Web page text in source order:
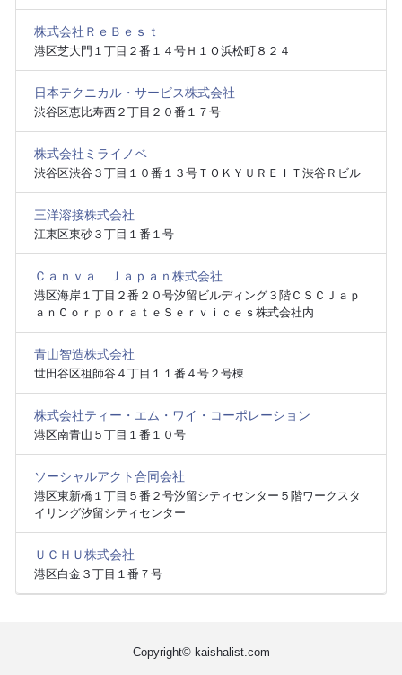
株式会社ＲｅＢｅｓｔ
港区芝大門１丁目２番１４号Ｈ１Ｏ浜松町８２４
日本テクニカル・サービス株式会社
渋谷区恵比寿西２丁目２０番１７号
株式会社ミライノベ
渋谷区渋谷３丁目１０番１３号ＴＯＫＹＵＲＥＩＴ渋谷Ｒビル
三洋溶接株式会社
江東区東砂３丁目１番１号
Ｃａｎｖａ Ｊａｐａｎ株式会社
港区海岸１丁目２番２０号汐留ビルディング３階ＣＳＣＪａｐ
ａｎＣｏｒｐｏｒａｔｅＳｅｒｖｉｃｅｓ株式会社内
青山智造株式会社
世田谷区祖師谷４丁目１１番４号２号棟
株式会社ティー・エム・ワイ・コーポレーション
港区南青山５丁目１番１０号
ソーシャルアクト合同会社
港区東新橋１丁目５番２号汐留シティセンター５階ワークスタ
イリング汐留シティセンター
ＵＣＨＵ株式会社
港区白金３丁目１番７号
Copyright© kaishalist.com